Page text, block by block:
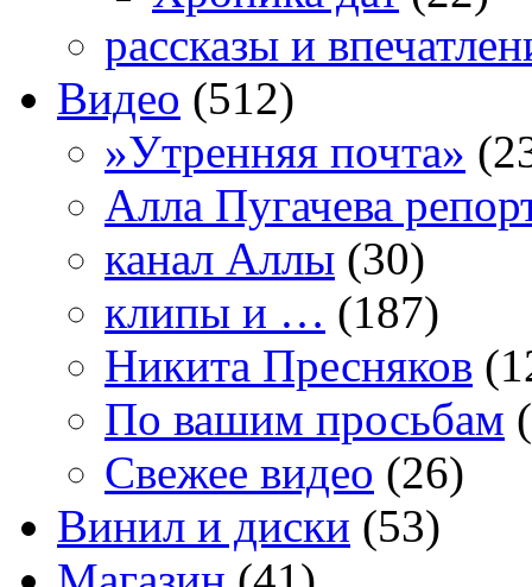
рассказы и
Видео (512)
»Утренняя почта»
Алла Пугачева
канал Аллы (30)
клипы и … (187)
Никита Пресняков
По вашим просьбам
Свежее видео (26)
Винил и диски (53)